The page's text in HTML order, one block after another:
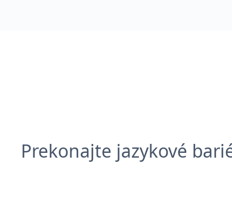
Prekonajte jazykové